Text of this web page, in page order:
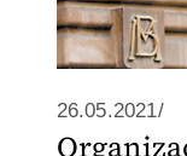
26.05.2021/